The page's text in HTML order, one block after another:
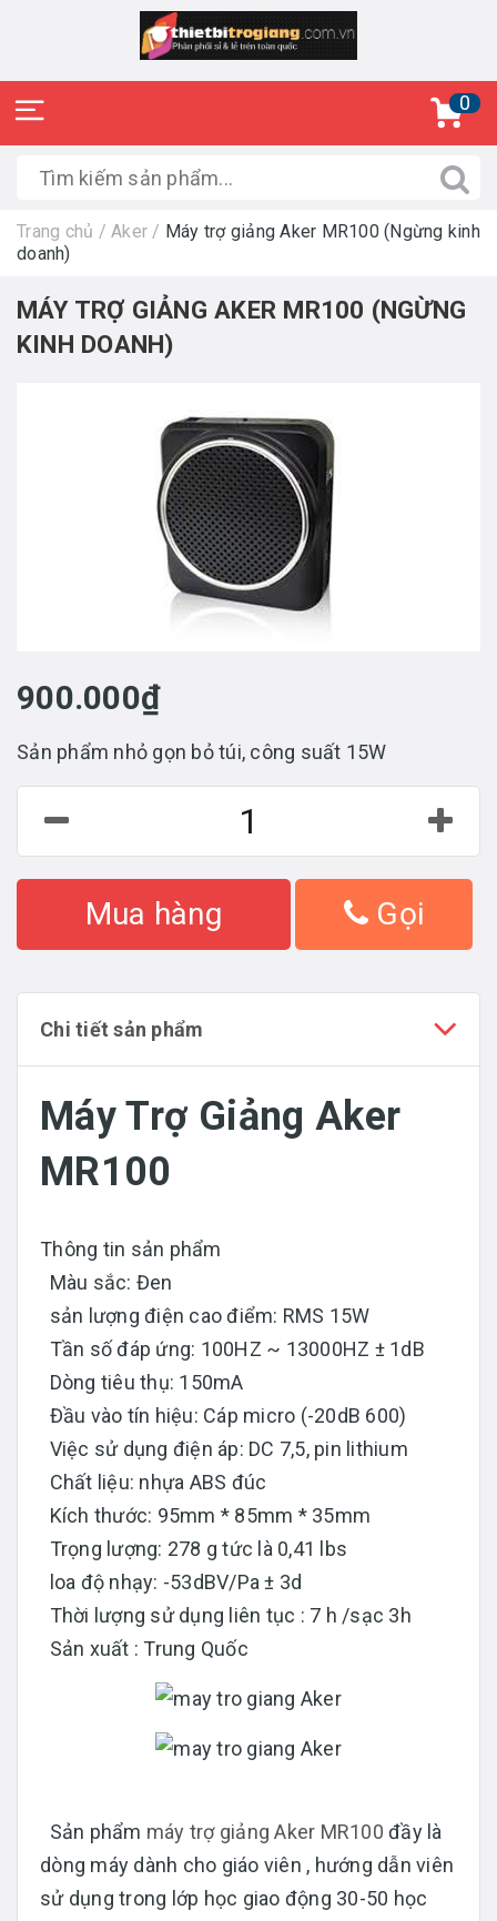
0
Trang chủ / Aker / Máy trợ giảng Aker MR100 (Ngừng kinh
doanh)
MÁY TRỢ GIẢNG AKER MR100 (NGỪNG
KINH DOANH)
900.000₫
Sản phẩm nhỏ gọn bỏ túi, công suất 15W
Mua hàng Gọi
Chi tiết sản phẩm
Máy Trợ Giảng Aker
MR100
Thông tin sản phẩm
Màu sắc: Đen
sản lượng điện cao điểm: RMS 15W
Tần số đáp ứng: 100HZ ~ 13000HZ ± 1dB
Dòng tiêu thụ: 150mA
Đầu vào tín hiệu: Cáp micro (-20dB 600)
Việc sử dụng điện áp: DC 7,5, pin lithium
Chất liệu: nhựa ABS đúc
Kích thước: 95mm * 85mm * 35mm
Trọng lượng: 278 g tức là 0,41 lbs
loa độ nhạy: -53dBV/Pa ± 3d
Thời lượng sử dụng liên tục : 7 h /sạc 3h
Sản xuất : Trung Quốc
Sản phẩm máy trợ giảng Aker MR100 đầy là
dòng máy dành cho giáo viên , hướng dẫn viên
sử dụng trong lớp học giao động 30-50 học